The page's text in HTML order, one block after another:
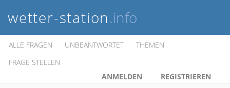
wetter-station.info
ALLE FRAGEN UNBEANTWORTET
THEMEN
FRAGE STELLEN
ANMELDEN
REGISTRIEREN